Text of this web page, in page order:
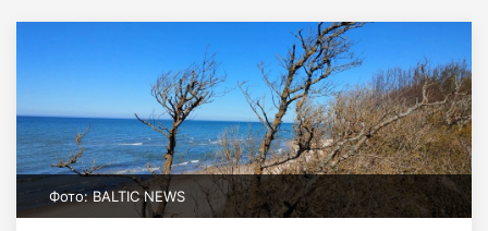
Фото: BALTIC NEWS